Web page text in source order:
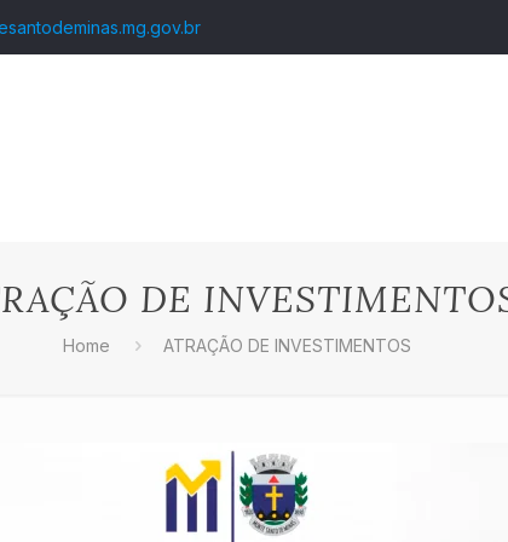
DE
Home ATRAÇÃO DE INVESTIMENTOS